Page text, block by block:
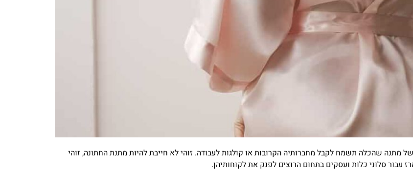
מתנה שהכלה תשמח לקבל מחברותיה הקרובות או קולגות לעבודה. זוהי לא חייבת להיות מתנת החתונה, זוהי
עבור סלוני כלות ועסקים בתחום הרוצים לפנק את לקוחותיהן.